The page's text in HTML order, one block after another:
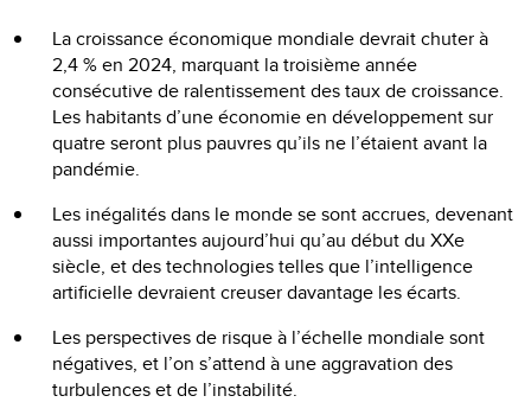
La croissance économique mondiale devrait chuter à
2,4 % en 2024, marquant la troisième année
consécutive de ralentissement des taux de croissance.
Les habitants d’une économie en développement sur
quatre seront plus pauvres qu’ils ne l’étaient avant la
pandémie.
Les inégalités dans le monde se sont accrues, devenant
aussi importantes aujourd’hui qu’au début du XXe
siècle, et des technologies telles que l’intelligence
artificielle devraient creuser davantage les écarts.
Les perspectives de risque à l’échelle mondiale sont
négatives, et l’on s’attend à une aggravation des
turbulences et de l’instabilité.